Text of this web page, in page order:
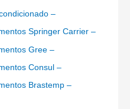
–
Springer Carrier –
Gree –
Consul –
Brastemp –